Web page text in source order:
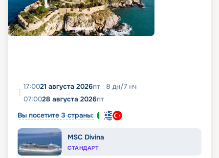
17:0021 августа 2026пт 8 дн/7 нч
07:0028 августа 2026пт
Вы посетите 3 страны:
MSC Divina
СТАНДАРТ